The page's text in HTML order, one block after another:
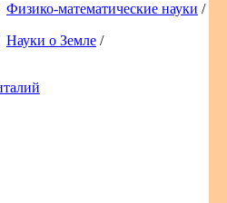
Физико-математические науки /
Науки о Земле /